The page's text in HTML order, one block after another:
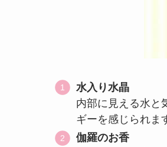
水入り水晶
内部に見える水と
ギーを感じられま
伽羅のお香